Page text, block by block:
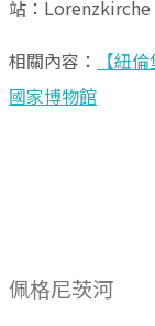
站：Lorenzkirche
相關內容：
【紐
國家博物館
佩格尼茨河